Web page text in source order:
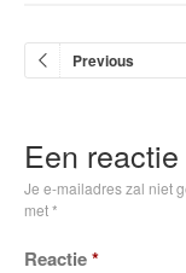
Previous
Een
Je e-mailadres zal niet
met*
Reactie*